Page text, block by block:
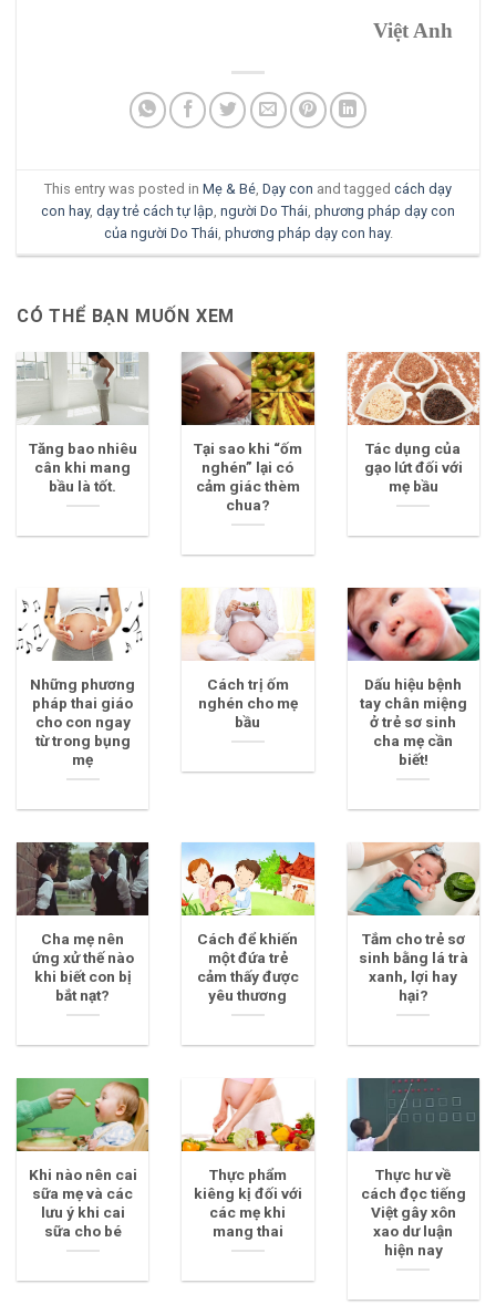
Việt Anh
This entry was posted in Mẹ & Bé Dạy con and tagged cách dạy
con hay, dạy trẻ cách tự lập người Do Thái phương pháp dạy con
của người Do Thái phương pháp dạy con hay.
CÓ THỂ BẠN MUỐN XEM
Tăng bao nhiêu
cân khi mang
bầu là tốt.
Tại sao khi “ốm
nghén” lại có
cảm giác thèm
chua?
Tác dụng của
gạo lứt đối với
mẹ bầu
Những phương
pháp thai giáo
cho con ngay
từ trong bụng
mẹ
Cách trị ốm
nghén cho mẹ
bầu
Dấu hiệu bệnh
tay chân miệng
ở trẻ sơ sinh
cha mẹ cần
biết!
Cha mẹ nên
ứng xử thế nào
khi biết con bị
bắt nạt?
Cách để khiến
một đứa trẻ
cảm thấy được
yêu thương
Tắm cho trẻ sơ
sinh bằng lá trà
xanh, lợi hay
hại?
Khi nào nên cai
sữa mẹ và các
lưu ý khi cai
sữa cho bé
Thực phẩm
kiêng kị đối với
các mẹ khi
mang thai
Thực hư về
cách đọc tiếng
Việt gây xôn
xao dư luận
hiện nay